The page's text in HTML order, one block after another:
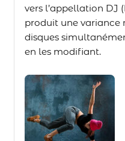
vers l’appellation DJ
produit une variance
disques
en les modifiant.